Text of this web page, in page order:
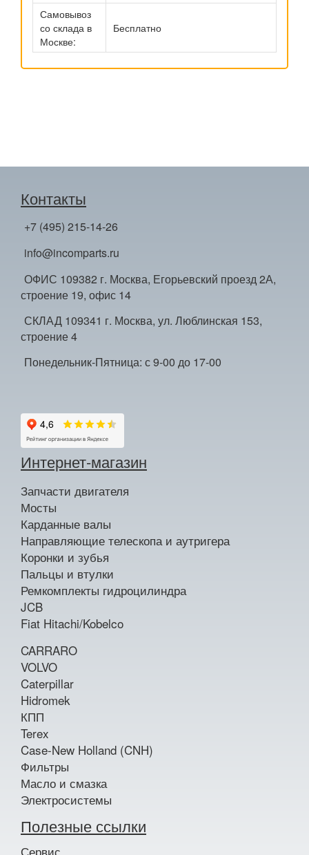
Самовывоз
со склада в
Москве:
Бесплатно
Контакты
+7 (495) 215-14-26
info@incomparts.ru
ОФИС 109382 г. Москва, Егорьевский проезд 2А,
строение 19, офис 14
СКЛАД 109341 г. Москва, ул. Люблинская 153,
строение 4
Понедельник-Пятница: с 9-00 до 17-00
Интернет-магазин
Запчасти двигателя
Мосты
Карданные валы
Направляющие телескопа и аутригера
Коронки и зубья
Пальцы и втулки
Ремкомплекты гидроцилиндра
JCB
Fiat Hitachi/Kobelco
CARRARO
VOLVO
Caterpillar
Hidromek
КПП
Terex
Case-New Holland (CNH)
Фильтры
Масло и смазка
Электросистемы
Полезные ссылки
Сервис